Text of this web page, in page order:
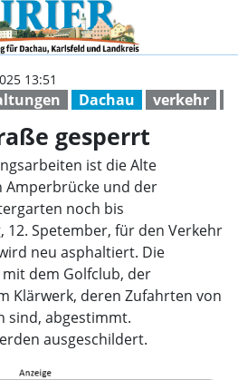
Alte
Dachau verkehr
13:51
gesperrt
ist die Alte
Amperbrücke und der
noch bis
12. Spetember, für den Verkehr
neu asphaltiert. Die
dem Golfclub, der
Klärwerk, deren Zufahrten von
sind, abgestimmt.
ausgeschildert.